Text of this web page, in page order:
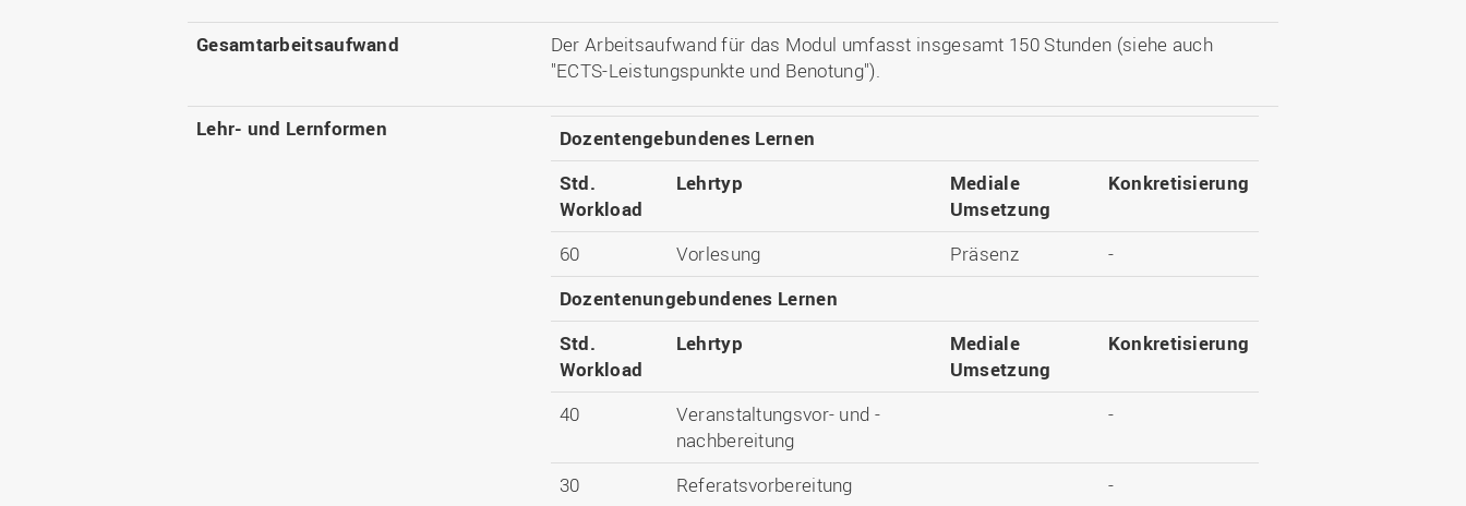
Gesamtarbeitsaufwand
Der Arbeitsaufwand für das Modul umfasst insgesamt 150 Stunden (siehe auch
"ECTS-Leistungspunkte und Benotung").
Lehr- und Lernformen
Dozentengebundenes Lernen
Std.
Workload
Lehrtyp
Mediale
Umsetzung
Konkretisierung
60 Vorlesung Präsenz
-
Dozentenungebundenes Lernen
Std.
Workload
Lehrtyp
Mediale
Umsetzung
Konkretisierung
40
Veranstaltungsvor- und -
nachbereitung
-
30 Referatsvorbereitung
-